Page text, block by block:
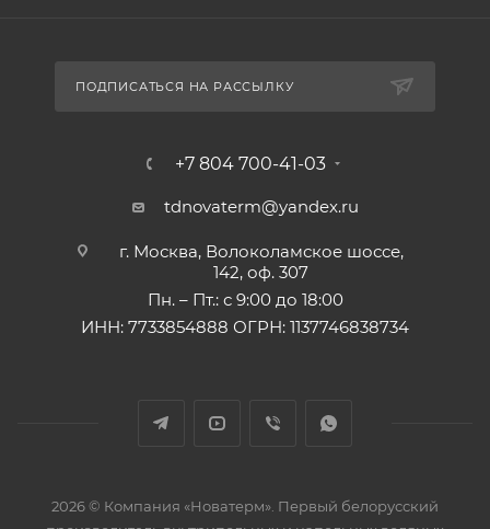
ПОДПИСАТЬСЯ НА РАССЫЛКУ
+7 804 700-41-03
tdnovaterm@yandex.ru
г. Москва, Волоколамское шоссе,
142, оф. 307
Пн. – Пт.: с 9:00 до 18:00
ИНН: 7733854888 ОГРН: 1137746838734
2026 © Компания «Новатерм». Первый белорусский